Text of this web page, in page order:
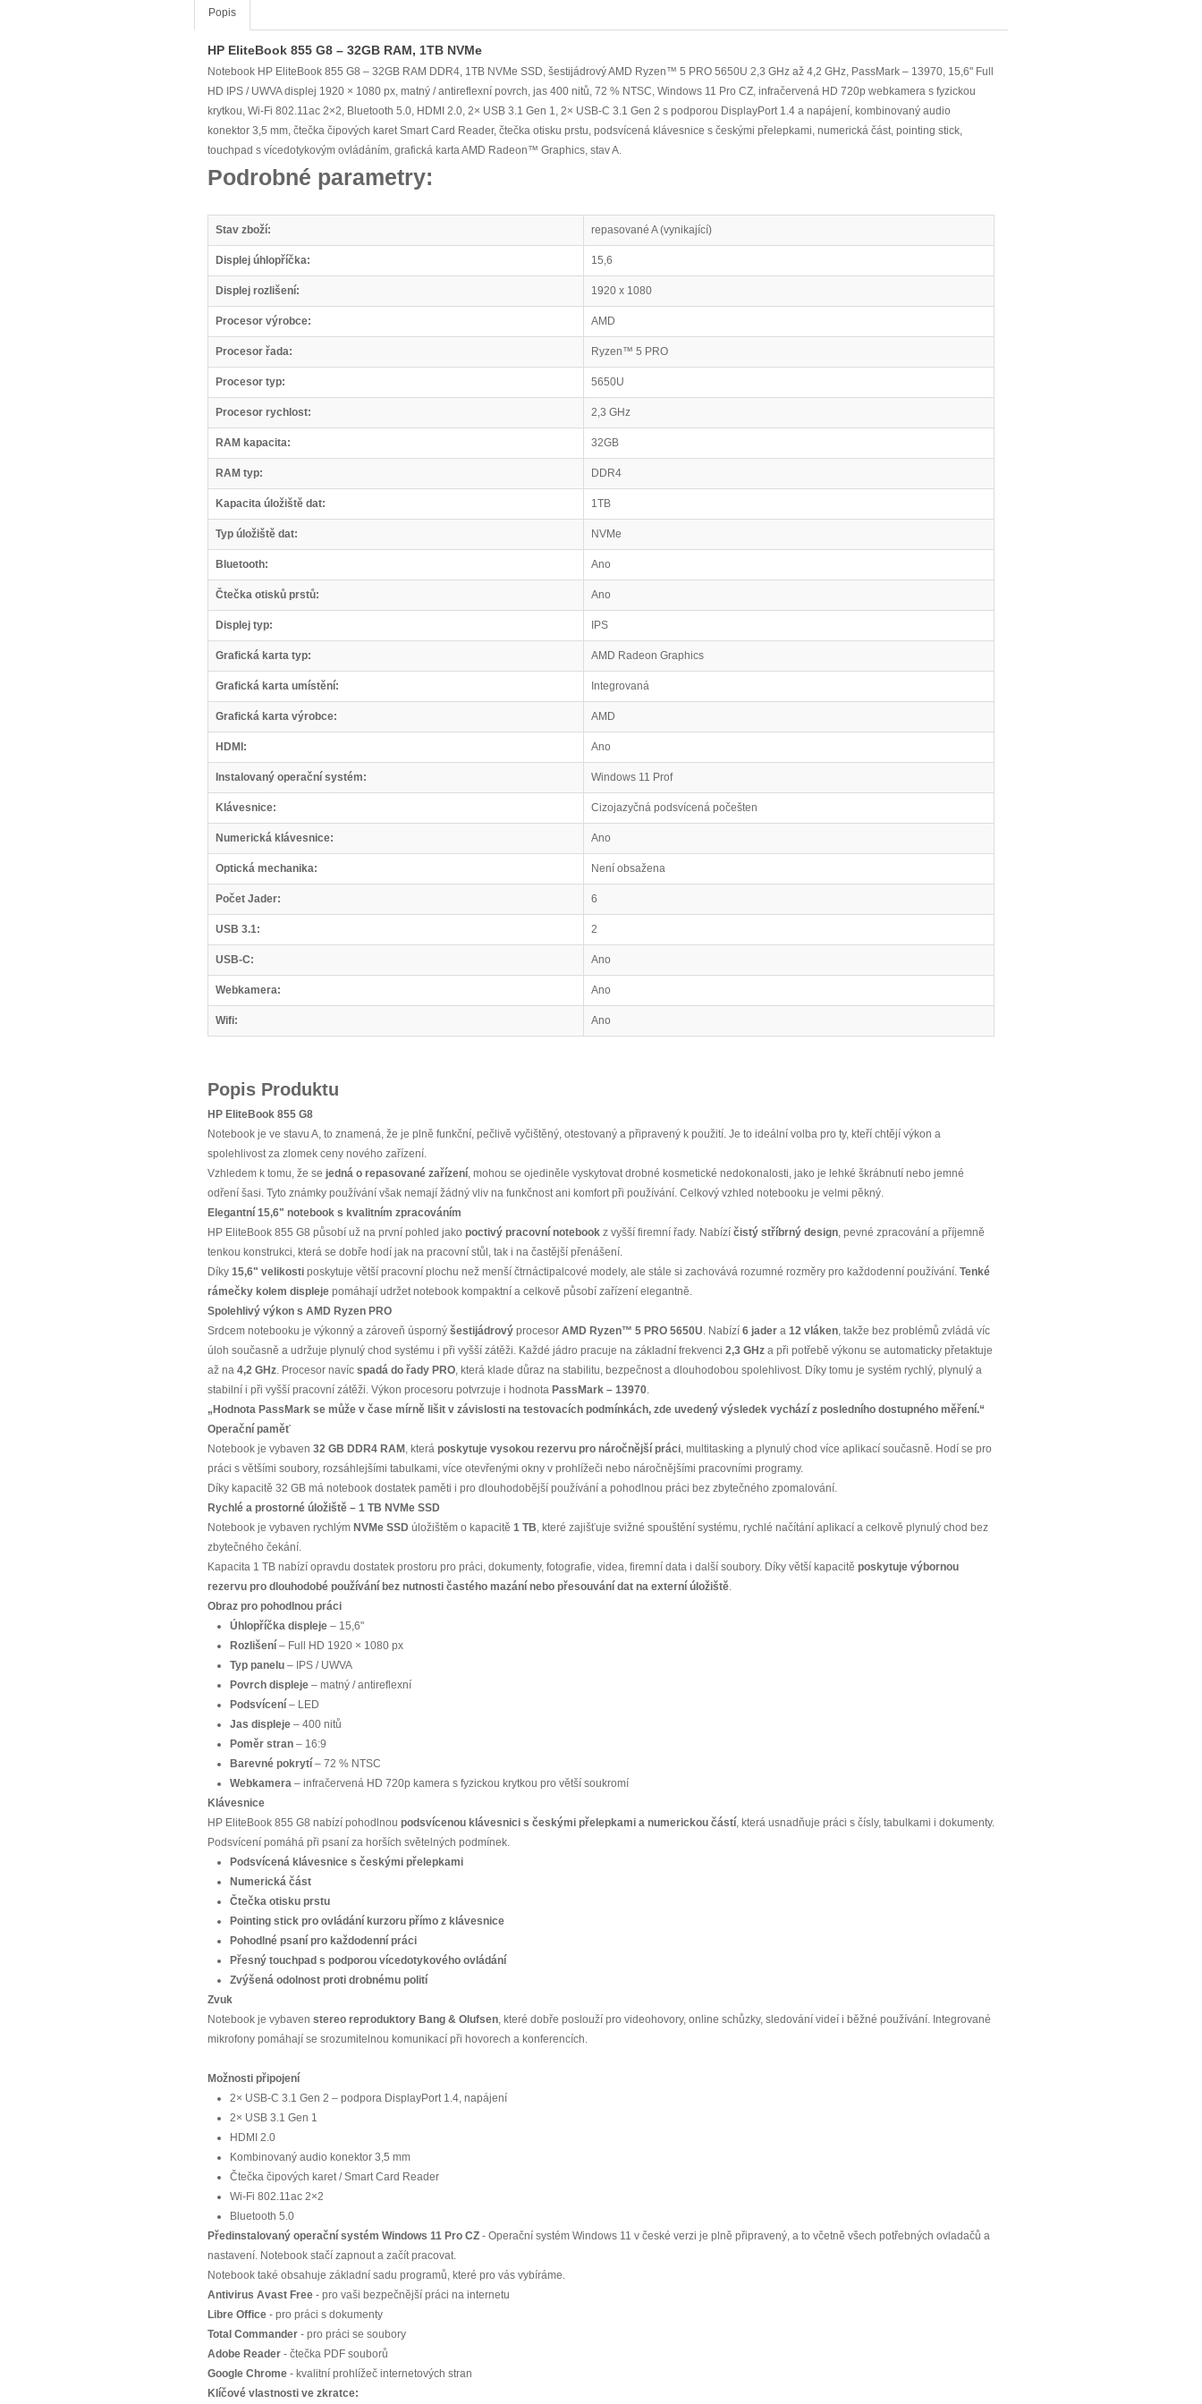
Popis
HP EliteBook 855 G8 – 32GB RAM, 1TB NVMe
Notebook HP EliteBook 855 G8 – 32GB RAM DDR4, 1TB NVMe SSD, šestijádrový AMD Ryzen™ 5 PRO 5650U 2,3 GHz až 4,2 GHz, PassMark – 13970, 15,6" Full
HD IPS / UWVA displej 1920 × 1080 px, matný / antireflexní povrch, jas 400 nitů, 72 % NTSC, Windows 11 Pro CZ, infračervená HD 720p webkamera s fyzickou
krytkou, Wi-Fi 802.11ac 2×2, Bluetooth 5.0, HDMI 2.0, 2× USB 3.1 Gen 1, 2× USB-C 3.1 Gen 2 s podporou DisplayPort 1.4 a napájení, kombinovaný audio
konektor 3,5 mm, čtečka čipových karet Smart Card Reader, čtečka otisku prstu, podsvícená klávesnice s českými přelepkami, numerická část, pointing stick,
touchpad s vícedotykovým ovládáním, grafická karta AMD Radeon™ Graphics, stav A.
Podrobné parametry:
Stav zboží: repasované A (vynikající)
Displej úhlopříčka: 15,6
Displej rozlišení: 1920 x 1080
Procesor výrobce: AMD
Procesor řada: Ryzen™ 5 PRO
Procesor typ: 5650U
Procesor rychlost: 2,3 GHz
RAM kapacita: 32GB
RAM typ: DDR4
Kapacita úložiště dat: 1TB
Typ úložiště dat: NVMe
Bluetooth: Ano
Čtečka otisků prstů: Ano
Displej typ: IPS
Grafická karta typ: AMD Radeon Graphics
Grafická karta umístění: Integrovaná
Grafická karta výrobce: AMD
HDMI: Ano
Instalovaný operační systém: Windows 11 Prof
Klávesnice: Cizojazyčná podsvícená počešten
Numerická klávesnice: Ano
Optická mechanika: Není obsažena
Počet Jader: 6
USB 3.1: 2
USB-C: Ano
Webkamera: Ano
Wifi: Ano
Popis Produktu
HP EliteBook 855 G8
Notebook je ve stavu A, to znamená, že je plně funkční, pečlivě vyčištěný, otestovaný a připravený k použití. Je to ideální volba pro ty, kteří chtějí výkon a
spolehlivost za zlomek ceny nového zařízení.
Vzhledem k tomu, že se jedná o repasované zařízení, mohou se ojediněle vyskytovat drobné kosmetické nedokonalosti, jako je lehké škrábnutí nebo jemné
odření šasi. Tyto známky používání však nemají žádný vliv na funkčnost ani komfort při používání. Celkový vzhled notebooku je velmi pěkný.
Elegantní 15,6" notebook s kvalitním zpracováním
HP EliteBook 855 G8 působí už na první pohled jako poctivý pracovní notebook z vyšší firemní řady. Nabízí čistý stříbrný design, pevné zpracování a příjemně
tenkou konstrukci, která se dobře hodí jak na pracovní stůl, tak i na častější přenášení.
Díky 15,6" velikosti poskytuje větší pracovní plochu než menší čtrnáctipalcové modely, ale stále si zachovává rozumné rozměry pro každodenní používání. Tenké
rámečky kolem displeje pomáhají udržet notebook kompaktní a celkově působí zařízení elegantně.
Spolehlivý výkon s AMD Ryzen PRO
Srdcem notebooku je výkonný a zároveň úsporný šestijádrový procesor AMD Ryzen™ 5 PRO 5650U. Nabízí 6 jader a 12 vláken, takže bez problémů zvládá víc
úloh současně a udržuje plynulý chod systému i při vyšší zátěži. Každé jádro pracuje na základní frekvenci 2,3 GHz a při potřebě výkonu se automaticky přetaktuje
až na 4,2 GHz. Procesor navíc spadá do řady PRO, která klade důraz na stabilitu, bezpečnost a dlouhodobou spolehlivost. Díky tomu je systém rychlý, plynulý a
stabilní i při vyšší pracovní zátěži. Výkon procesoru potvrzuje i hodnota PassMark – 13970.
„Hodnota PassMark se může v čase mírně lišit v závislosti na testovacích podmínkách, zde uvedený výsledek vychází z posledního dostupného měření.“
Operační paměť
Notebook je vybaven 32 GB DDR4 RAM , která poskytuje vysokou rezervu pro náročnější práci, multitasking a plynulý chod více aplikací současně. Hodí se pro
práci s většími soubory, rozsáhlejšími tabulkami, více otevřenými okny v prohlížeči nebo náročnějšími pracovními programy.
Díky kapacitě 32 GB má notebook dostatek paměti i pro dlouhodobější používání a pohodlnou práci bez zbytečného zpomalování.
Rychlé a prostorné úložiště – 1 TB NVMe SSD
Notebook je vybaven rychlým NVMe SSD úložištěm o kapacitě 1 TB, které zajišťuje svižné spouštění systému, rychlé načítání aplikací a celkově plynulý chod bez
zbytečného čekání.
Kapacita 1 TB nabízí opravdu dostatek prostoru pro práci, dokumenty, fotografie, videa, firemní data i další soubory. Díky větší kapacitě poskytuje výbornou
rezervu pro dlouhodobé používání bez nutnosti častého mazání nebo přesouvání dat na externí úložiště.
Obraz pro pohodlnou práci
Úhlopříčka displeje – 15,6"
Rozlišení – Full HD 1920 × 1080 px
Typ panelu – IPS / UWVA
Povrch displeje – matný / antireflexní
Podsvícení – LED
Jas displeje – 400 nitů
Poměr stran – 16:9
Barevné pokrytí – 72 % NTSC
Webkamera – infračervená HD 720p kamera s fyzickou krytkou pro větší soukromí
Klávesnice
HP EliteBook 855 G8 nabízí pohodlnou podsvícenou klávesnici s českými přelepkami a numerickou částí, která usnadňuje práci s čísly, tabulkami i dokumenty.
Podsvícení pomáhá při psaní za horších světelných podmínek.
Podsvícená klávesnice s českými přelepkami
Numerická část
Čtečka otisku prstu
Pointing stick pro ovládání kurzoru přímo z klávesnice
Pohodlné psaní pro každodenní práci
Přesný touchpad s podporou vícedotykového ovládání
Zvýšená odolnost proti drobnému polití
Zvuk
Notebook je vybaven stereo reproduktory Bang & Olufsen, které dobře poslouží pro videohovory, online schůzky, sledování videí i běžné používání. Integrované
mikrofony pomáhají se srozumitelnou komunikací při hovorech a konferencích.
Možnosti připojení
2× USB-C 3.1 Gen 2 – podpora DisplayPort 1.4, napájení
2× USB 3.1 Gen 1
HDMI 2.0
Kombinovaný audio konektor 3,5 mm
Čtečka čipových karet / Smart Card Reader
Wi-Fi 802.11ac 2×2
Bluetooth 5.0
Předinstalovaný operační systém Windows 11 Pro CZ - Operační systém Windows 11 v české verzi je plně připravený, a to včetně všech potřebných ovladačů a
nastavení. Notebook stačí zapnout a začít pracovat.
Notebook také obsahuje základní sadu programů, které pro vás vybíráme.
Antivirus Avast Free - pro vaši bezpečnější práci na internetu
Libre Office - pro práci s dokumenty
Total Commander - pro práci se soubory
Adobe Reader - čtečka PDF souborů
Google Chrome - kvalitní prohlížeč internetových stran
Klíčové vlastnosti ve zkratce: